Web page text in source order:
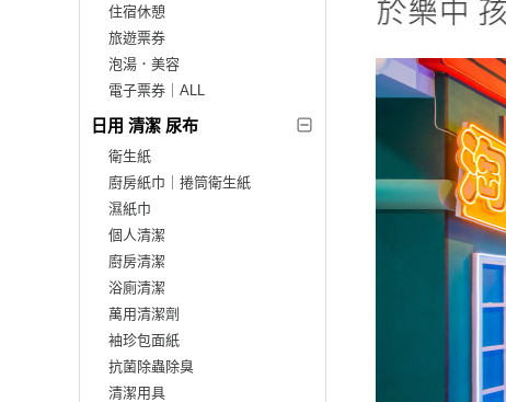
住宿休憩
旅遊票券
泡湯．美容
電子票券｜ALL
日用 清潔 尿布
衛生紙
廚房紙巾｜捲筒衛生紙
濕紙巾
個人清潔
廚房清潔
浴廁清潔
萬用清潔劑
袖珍包面紙
抗菌除蟲除臭
清潔用具